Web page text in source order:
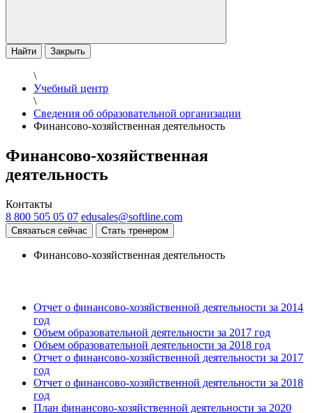
Найти Закрыть
\
Учебный центр
\
Сведения об образовательной организации
Финансово-хозяйственная деятельность
Финансово-хозяйственная
деятельность
Контакты
8 800 505 05 07 edusales@softline.com
Связаться сейчас Стать тренером
Финансово-хозяйственная деятельность
Отчет о финансово-хозяйственной деятельности за 2014
год
Объем образовательной деятельности за 2017 год
Объем образовательной деятельности за 2018 год
Отчет о финансово-хозяйственной деятельности за 2017
год
Отчет о финансово-хозяйственной деятельности за 2018
год
План финансово-хозяйственной деятельности за 2020